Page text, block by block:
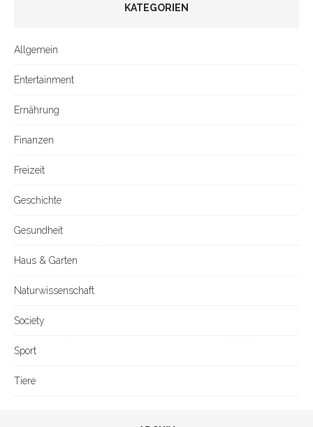
KATEGORIEN
Allgemein
Entertainment
Ernährung
Finanzen
Freizeit
Geschichte
Gesundheit
Haus & Garten
Naturwissenschaft
Society
Sport
Tiere